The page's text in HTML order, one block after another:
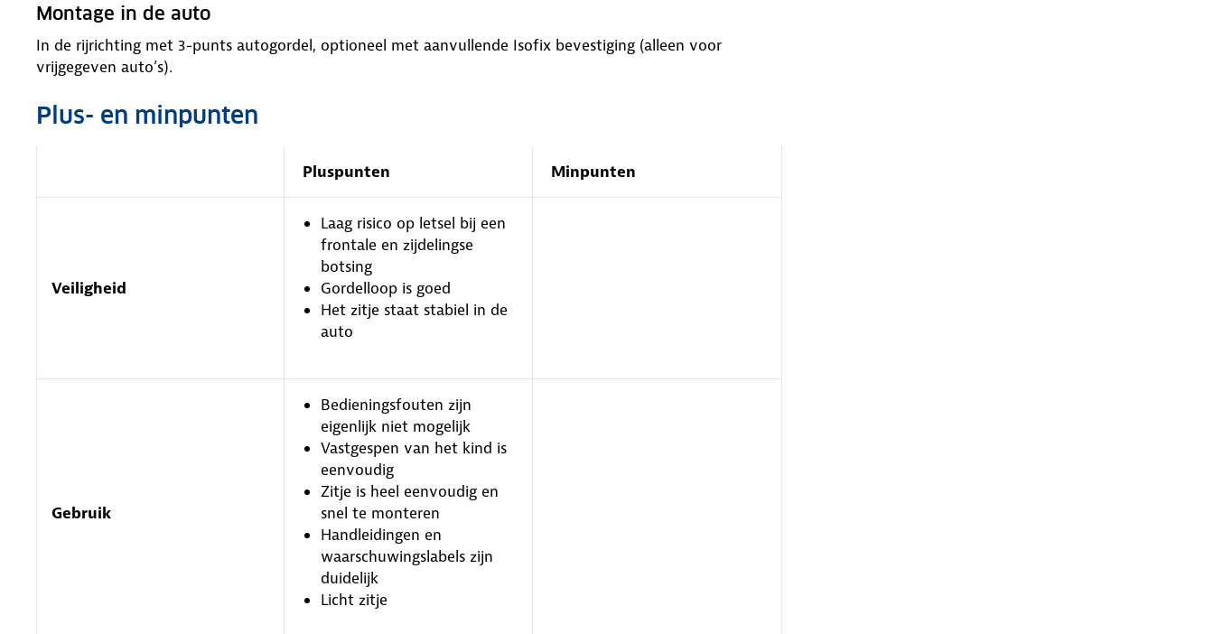
Montage in de auto
In de rijrichting met 3-punts autogordel, optioneel met aanvullende Isofix bevestiging (alleen voor
vrijgegeven auto’s).
Plus- en minpunten
Pluspunten Minpunten
Veiligheid
Laag risico op letsel bij een
frontale en zijdelingse
botsing
Gordelloop is goed
Het zitje staat stabiel in de
auto
Gebruik
Bedieningsfouten zijn
eigenlijk niet mogelijk
Vastgespen van het kind is
eenvoudig
Zitje is heel eenvoudig en
snel te monteren
Handleidingen en
waarschuwingslabels zijn
duidelijk
Licht zitje